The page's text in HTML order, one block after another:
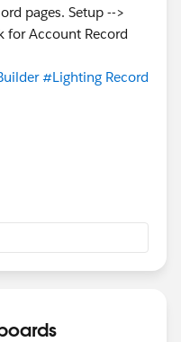
pages. Setup -->
for Account Record
#Lighting Record